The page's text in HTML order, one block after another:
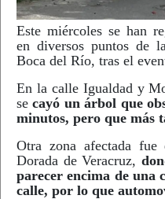
Este miércoles se han
en diversos puntos de
Boca del Río, tras el
En la calle Igualdad y
secayó un árbol que
minutos, pero que más
Otra zona afectada fue
Dorada de Veracruz,
parecer encima de una
calle, por lo que